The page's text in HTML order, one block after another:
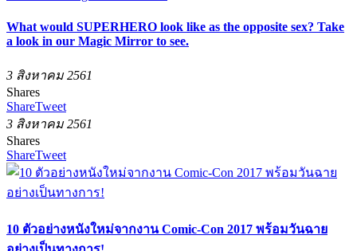
What would SUPERHERO look like as the opposite sex? Take
a look in our Magic Mirror to see.
3 สิงหาคม 2561
Shares
ShareTweet
3 สิงหาคม 2561
Shares
ShareTweet
10 ตัวอย่างหนังใหม่จากงาน Comic-Con 2017 พร้อมวันฉาย